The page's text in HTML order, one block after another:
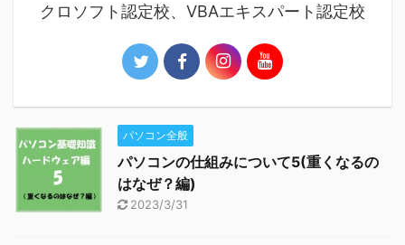
クロソフト認定校、VBAエキスパート認定校
パソコン全般
パソコンの仕組みについて5(重くなるの
はなぜ？編)
2023/3/31